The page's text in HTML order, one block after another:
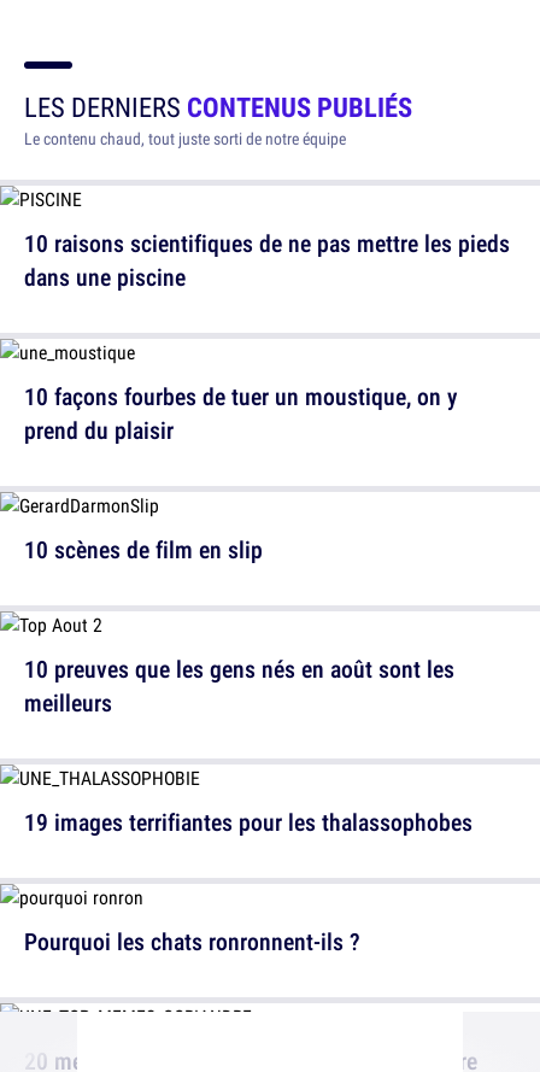
LES DERNIERS CONTENUS PUBLIÉS
Le contenu chaud, tout juste sorti de notre équipe
10 raisons scientifiques de ne pas mettre les pieds
dans une piscine
10 scènes de film en slip
19 images terrifiantes pour les thalassophobes
20 memes drôles quand on déteste la coriandre
10 façons fourbes de tuer un moustique, on y
prend du plaisir
10 preuves que les gens nés en août sont les
meilleurs
Pourquoi les chats ronronnent-ils ?